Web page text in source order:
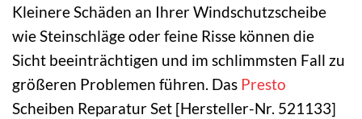
Kleinere Schäden an Ihrer Windschutzscheibe
wie Steinschläge oder feine Risse können die
Sicht beeinträchtigen und im schlimmsten Fall zu
größeren Problemen führen. Das Presto
Scheiben Reparatur Set [Hersteller-Nr. 521133]